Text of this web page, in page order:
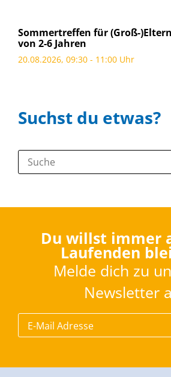
Sommertreffen für (Groß-
von 2-6 Jahren
20.08.2026, 09:30 - 11:00 Uhr
Suchst du etwas?
Suche:
Du willst immer
Laufenden
Melde dich zu
Newsletter